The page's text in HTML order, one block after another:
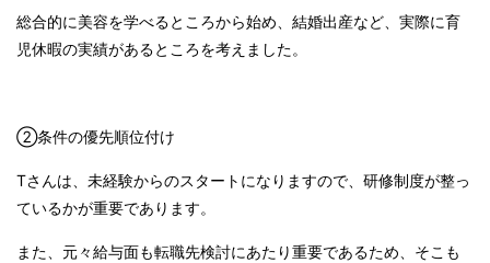
総合的に美容を学べるところから始め、結婚出産など、実際に育
児休暇の実績があるところを考えました。
②条件の優先順位付け
Tさんは、未経験からのスタートになりますので、研修制度が整っ
ているかが重要であります。
また、元々給与面も転職先検討にあたり重要であるため、そこも